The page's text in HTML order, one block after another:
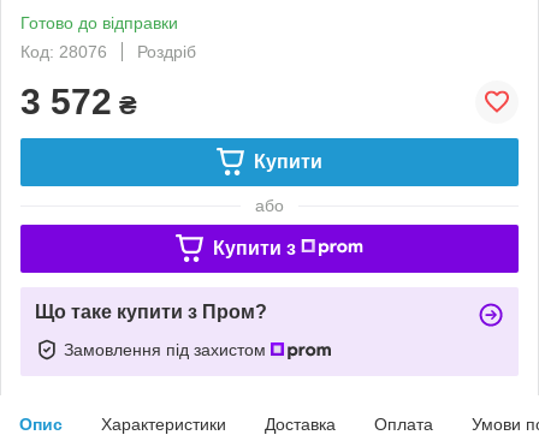
Готово до відправки
Код: 28076
Роздріб
3 572 ₴
Купити
або
Купити з
Що таке купити з Пром?
Замовлення під захистом
Опис Характеристики Доставка Оплата Умови